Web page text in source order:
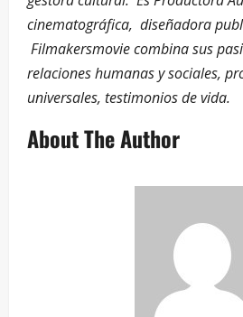
cinematográfica, diseñadora
Filmakersmovie combina sus
relaciones humanas y sociales,
universales, testimonios de vida.
About The Author